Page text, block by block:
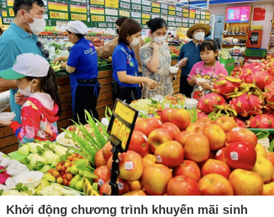
Khởi động chương trình khuyến mãi sinh